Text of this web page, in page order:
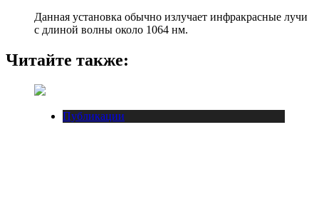
Данная установка обычно излучает инфракрасные лучи
с длиной волны около 1064 нм.
Читайте также:
Публикации